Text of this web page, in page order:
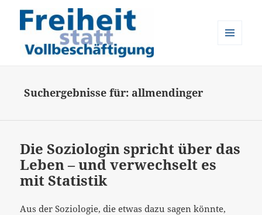
Suchergebnisse für: allmendinger
Die Soziologin spricht über das
Leben – und verwechselt es
mit Statistik
Aus der Soziologie, die etwas dazu sagen könnte,